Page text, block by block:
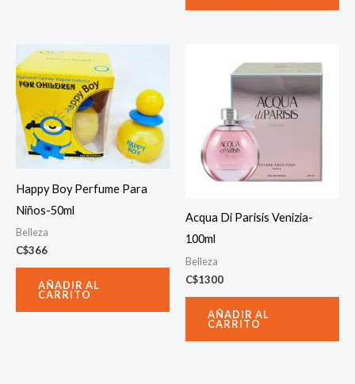
Happy Boy Perfume Para
Niños-50ml
Belleza
C$366
AÑADIR AL
CARRITO
Acqua Di Parisis Venizia-
100ml
Belleza
C$1300
AÑADIR AL
CARRITO